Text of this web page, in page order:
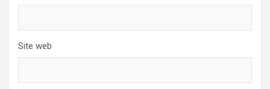
Site web